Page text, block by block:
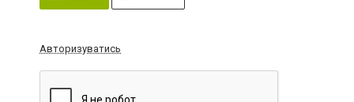
Авторизуватись